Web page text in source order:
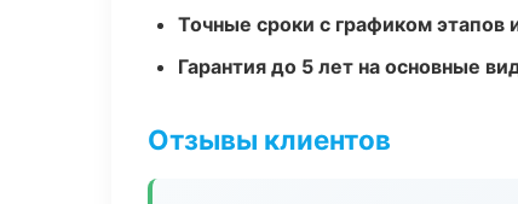
Точные сроки с графиком этапов
Гарантия до 5 лет на основные
Отзывы клиентов